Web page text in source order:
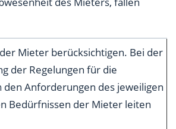
Mieter berücksichtigen. Bei der
der Regelungen für die
den Anforderungen des jeweiligen
Bedürfnissen der Mieter leiten